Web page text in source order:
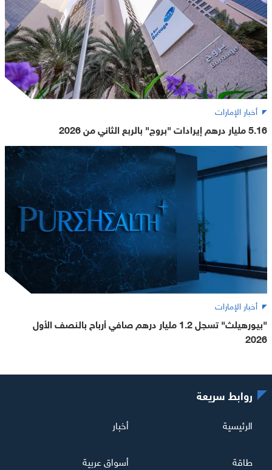
أخبار الإمارات
5.16 مليار درهم إيرادات "بروج" بالربع الثاني من 2026
أخبار الإمارات
"بيورهيلث" تسجل 1.2 مليار درهم صافي أرباح بالنصف الأول
2026
روابط سريعة
الرئيسية أخبار
طاقة أسواق عربية